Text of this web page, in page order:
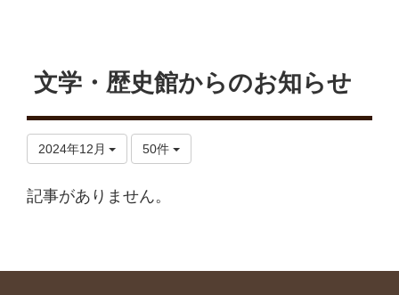
文学・歴史館からのお知らせ
2024年12月 50件
記事がありません。